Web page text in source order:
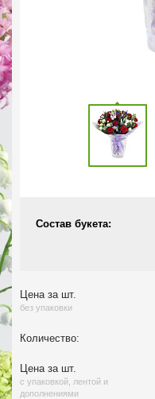
Состав букета:
Цена за шт.
без упаковки
Количество:
Цена за шт.
с упаковкой, лентой и
дополнениями